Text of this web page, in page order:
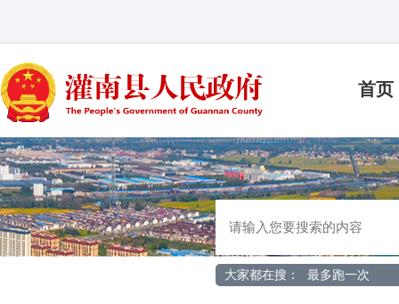
首页
大家都在搜： 最多跑一次